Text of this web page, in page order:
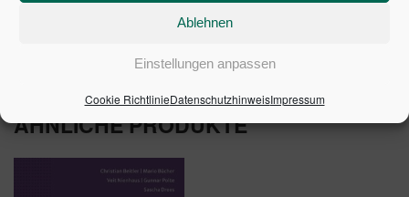
Ablehnen
Einstellungen anpassen
Cookie RichtlinieDatenschutzhinweisImpressum
2. aktualisierte Auflage 2014 | Artikelnummer: 20063-
ÄHNLICHE PRODUKTE